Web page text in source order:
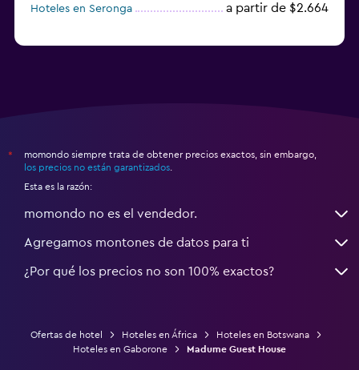
Hoteles en Seronga
a partir de $2.664
*
momondo siempre trata de obtener precios exactos, sin embargo,
los precios no están garantizados
Esta es la razón:
momondo no es el vendedor.
Agregamos montones de datos para ti
¿Por qué los precios no son 100% exactos?
Ofertas de hotel Hoteles en África
Hoteles en Botswana
Hoteles en Gaborone
Madume Guest House